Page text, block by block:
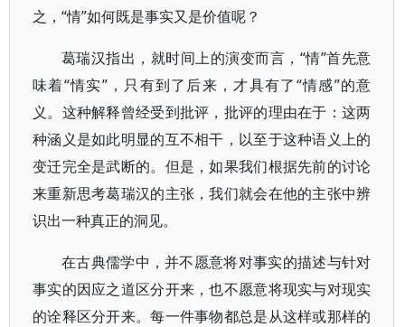
之，“情”如何既是事实又是价值呢？
葛瑞汉指出，就时间上的演变而言，“情”首先意
味着“情实”，只有到了后来，才具有了“情感”的意
义。这种解释曾经受到批评，批评的理由在于：这两
种涵义是如此明显的互不相干，以至于这种语义上的
变迁完全是武断的。但是，如果我们根据先前的讨论
来重新思考葛瑞汉的主张，我们就会在他的主张中辨
识出一种真正的洞见。
在古典儒学中，并不愿意将对事实的描述与针对
事实的因应之道区分开来，也不愿意将现实与对现实
的诠释区分开来。每一件事物都总是从这样或那样的